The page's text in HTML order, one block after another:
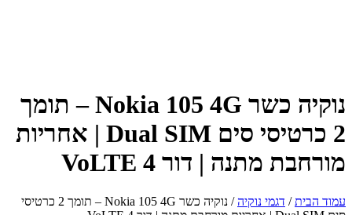
נוקיה כשר Nokia 105 4G – תומך
2 כרטיסי סים Dual SIM | אחריות
מורחבת מתנה | דור 4 VoLTE
עמוד הבית/ דגמי נוקיה
/ נוקיה כשר Nokia 105 4G – תומך 2 כרטיסי